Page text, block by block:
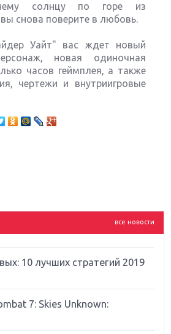
солнцу по горе из
снова поверите в любовь.
Уайт" вас ждет новый
новая одиночная
часов геймплея, а также
чертежи и внутриигровые
все новости
мая: Nintendo, Microsoft и
ругать
10 лучших стратегий 2019
7: Skies Unknown: